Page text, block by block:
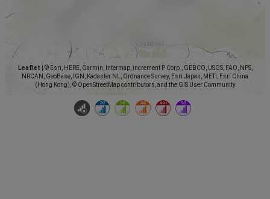
Leaflet
© Esri, HERE, Garmin, Intermap, increment P Corp., GEBCO, USGS, FAO, NPS,
NRCAN, GeoBase, IGN, Kadaster NL, Ordnance Survey, Esri Japan, METI, Esri China
(Hong Kong), © OpenStreetMap contributors, and the GIS User Community